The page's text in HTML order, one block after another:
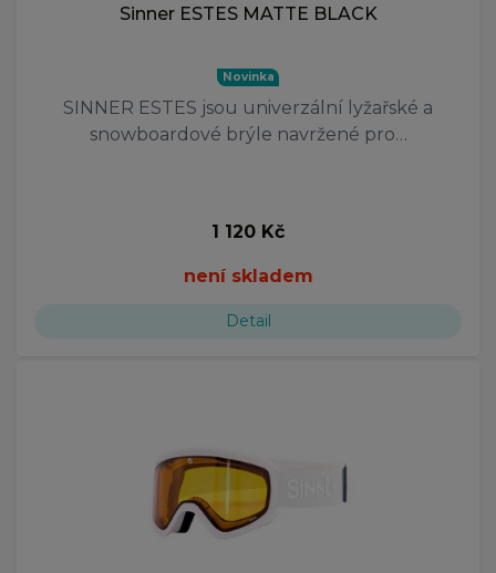
Sinner ESTES MATTE BLACK
Novinka
SINNER ESTES jsou univerzální lyžařské a
snowboardové brýle navržené pro…
1 120 Kč
není skladem
Detail